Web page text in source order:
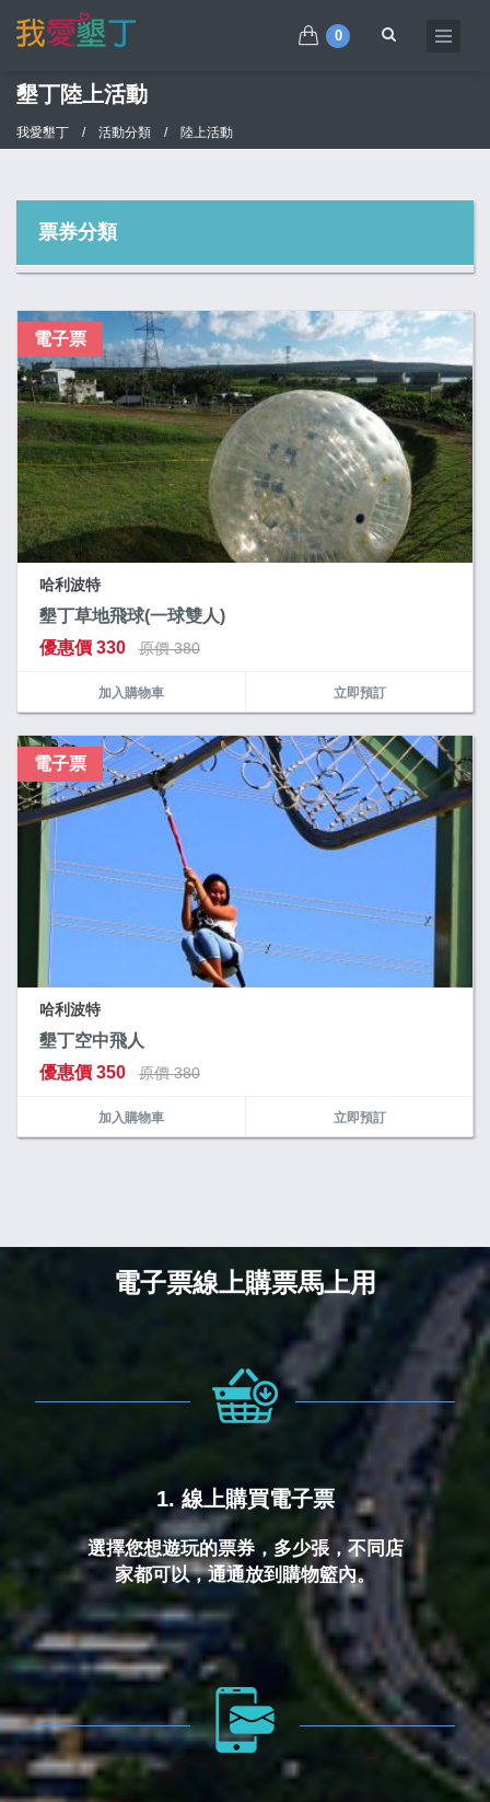
0
墾丁陸上活動
我愛墾丁 / 活動分類 / 陸上活動
票券分類
電子票
哈利波特
墾丁草地飛球(一球雙人)
優惠價 330 原價 380
加入購物車 立即預訂
電子票
哈利波特
墾丁空中飛人
優惠價 350 原價 380
加入購物車 立即預訂
電子票線上購票馬上用
1. 線上購買電子票
選擇您想遊玩的票券，多少張，不同店
家都可以，通通放到購物籃內。